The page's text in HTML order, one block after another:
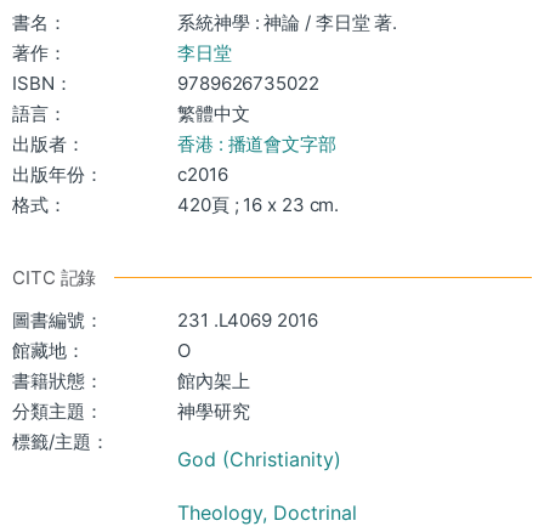
書名：
系統神學 : 神論 / 李日堂 著.
著作：
李日堂
ISBN：
9789626735022
語言：
繁體中文
出版者：
香港 : 播道會文字部
出版年份：
c2016
格式：
420頁 ; 16 x 23 cm.
CITC 記錄
圖書編號：
231 .L4069 2016
館藏地：
O
書籍狀態：
館內架上
分類主題：
神學研究
標籤/主題：
God (Christianity)
Theology, Doctrinal